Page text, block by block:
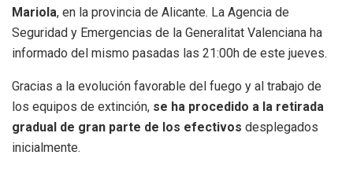
Mariola, en la provincia de Alicante. La Agencia de
Seguridad y Emergencias de la Generalitat Valenciana ha
informado del mismo pasadas las 21:00h de este jueves.
Gracias a la evolución favorable del fuego y al trabajo de
los equipos de extinción, se ha procedido a la retirada
gradual de gran parte de los efectivos desplegados
inicialmente.